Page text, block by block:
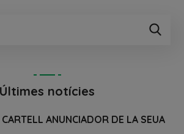
Últimes notícies
ANUNCIADOR DE LA SEUA